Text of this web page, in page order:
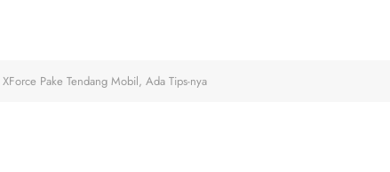
Pake Tendang Mobil, Ada Tips-nya